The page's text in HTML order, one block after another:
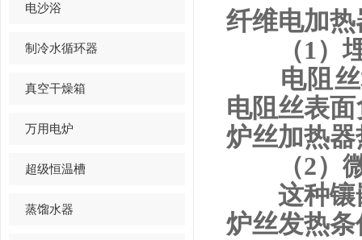
电沙浴
制冷水循环器
真空干燥箱
万用电炉
超级恒温槽
蒸馏水器
纤维电加
（1）
电阻丝
电阻丝表
炉丝加热
（2）
这种镶嵌
炉丝发热